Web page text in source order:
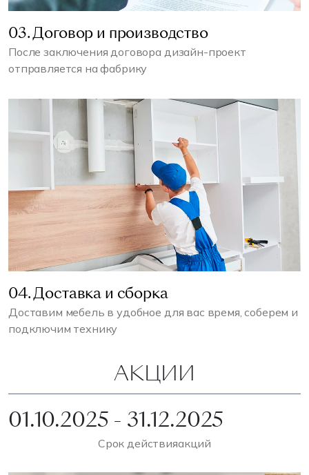
03. Договор и производство
После заключения договора дизайн-проект
отправляется на фабрику
04. Доставка и сборка
Доставим мебель в удобное для вас время, соберем и
подключим технику
АКЦИИ
01.10.2025 - 31.12.2025
Срок действияакций